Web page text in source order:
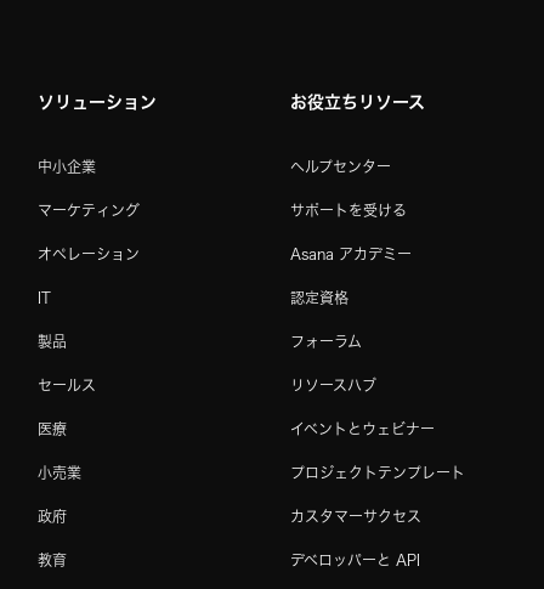
ソリューション
中小企業
マーケティング
オペレーション
IT
製品
セールス
医療
小売業
政府
教育
お役立ちリソース
ヘルプセンター
サポートを受ける
Asana アカデミー
認定資格
フォーラム
リソースハブ
イベントとウェビナー
プロジェクトテンプレート
カスタマーサクセス
デベロッパーと API